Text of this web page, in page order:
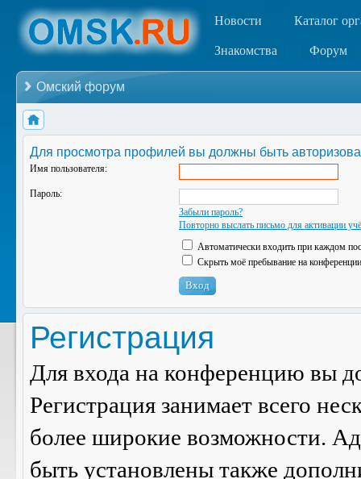
Новости Каталог
Знакомства Форум
Омский форум
Для просмотра профилей вы должны быть
Имя пользователя:
Пароль:
Забыли пароль?
Повторно выслать письмо для активации
Автоматически входить при каждом
Скрыть моё пребывание на
Регистрация
Для входа на конференцию вы
Регистрация занимает всего
более широкие возможности.
быть установлены также